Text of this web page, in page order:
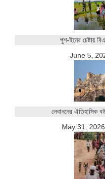
পুশ-ইনের চেষ্টায়
June 5,
লেবাননের ঐতিহাসিক
May 31, 2026